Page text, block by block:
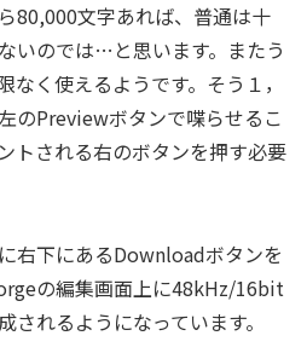
80,000文字あれば、普通は十
いのでは…と思います。またう
なく使えるようです。そう１，
のPreviewボタンで喋らせるこ
トされる右のボタンを押す必要
右下にあるDownloadボタンを
の編集画面上に48kHz/16bit
されるようになっています。